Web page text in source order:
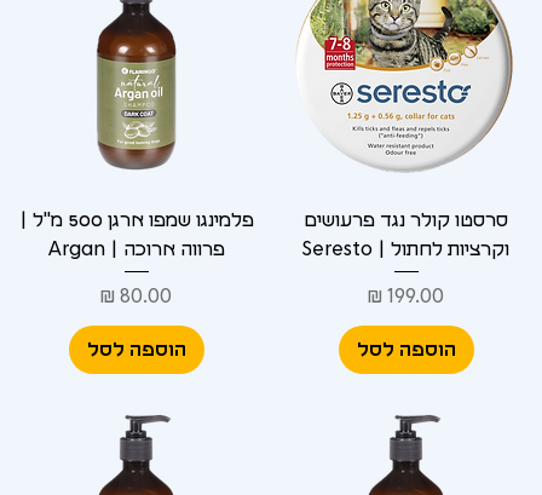
סרסטו קולר נגד פרעושים
וקרציות לחתול | Seresto
מחיר
הוספה לסל
פלמינגו שמפו ארגן 500 מ"ל |
פרווה ארוכה | Argan
מחיר
הוספה לסל